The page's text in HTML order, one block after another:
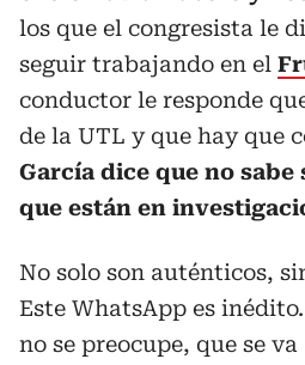
los que el congresista le
seguir trabajando en el
conductor le responde
de la UTL y que hay que
García dice que no
que están en
No solo son auténticos,
Este WhatsApp es
no se preocupe, que se